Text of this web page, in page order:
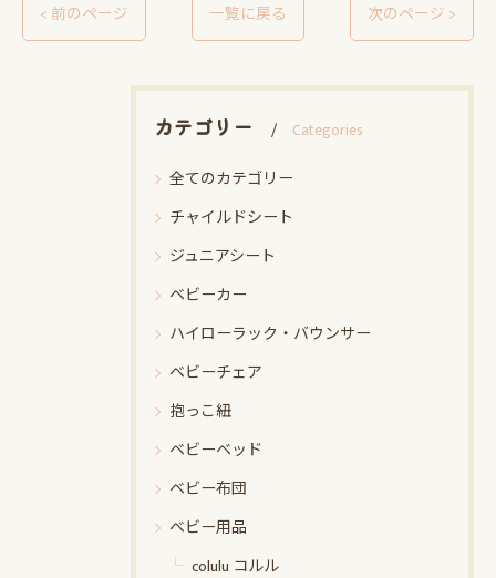
< 前のページ 一覧に戻る 次のページ >
カテゴリー Categories
全てのカテゴリー
チャイルドシート
ジュニアシート
ベビーカー
ハイローラック・バウンサー
ベビーチェア
抱っこ紐
ベビーベッド
ベビー布団
ベビー用品
colulu コルル